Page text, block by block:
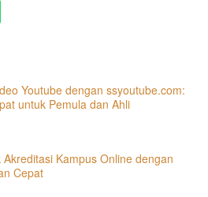
Youtube dengan ssyoutube.com:
untuk Pemula dan Ahli
Akreditasi Kampus Online dengan
Cepat